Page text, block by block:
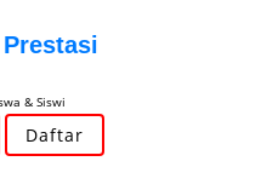
& Siswi
Daftar